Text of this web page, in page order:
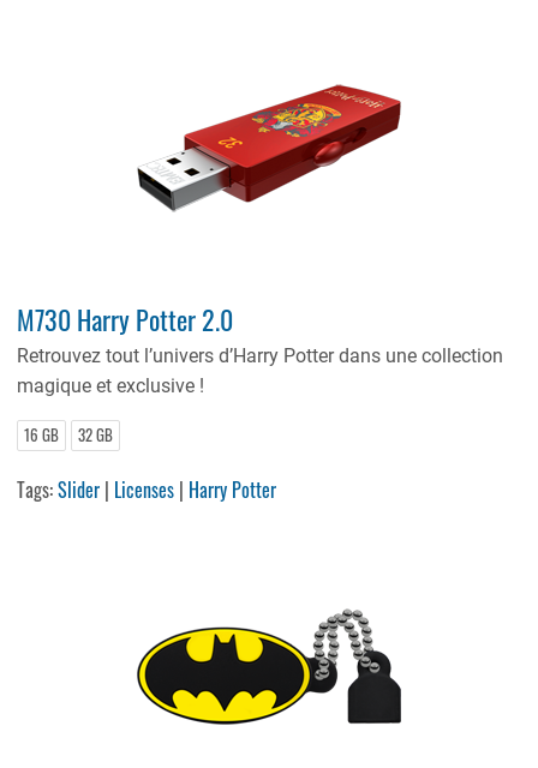
M730 Harry Potter 2.0
Retrouvez tout l’univers d’Harry Potter dans une collection
magique et exclusive !
16 GB 32 GB
Tags:Slider | Licenses | Harry Potter